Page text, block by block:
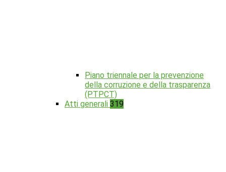
Piano triennale per la prevenzione
della corruzione e della trasparenza
(PTPCT)
Atti generali 319